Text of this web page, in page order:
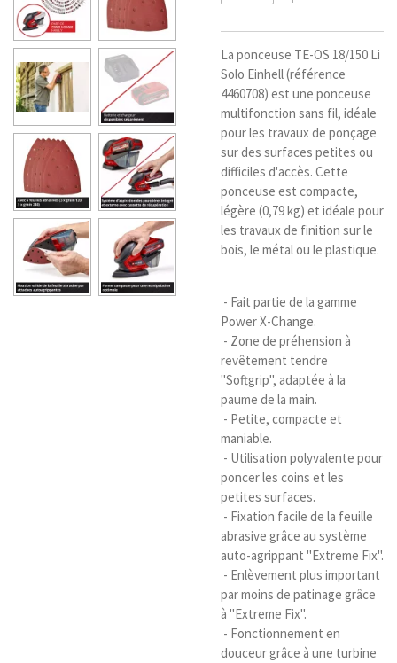
La ponceuse TE-OS 18/150 Li
Solo Einhell (référence
4460708) est une ponceuse
multifonction sans fil, idéale
pour les travaux de ponçage
sur des surfaces petites ou
difficiles d'accès. Cette
ponceuse est compacte,
légère (0,79 kg) et idéale pour
les travaux de finition sur le
bois, le métal ou le plastique.
- Fait partie de la gamme
Power X-Change.
- Zone de préhension à
revêtement tendre
"Softgrip", adaptée à la
paume de la main.
- Petite, compacte et
maniable.
- Utilisation polyvalente pour
poncer les coins et les
petites surfaces.
- Fixation facile de la feuille
abrasive grâce au système
auto-agrippant "Extreme Fix".
- Enlèvement plus important
par moins de patinage grâce
à "Extreme Fix".
- Fonctionnement en
douceur grâce à une turbine